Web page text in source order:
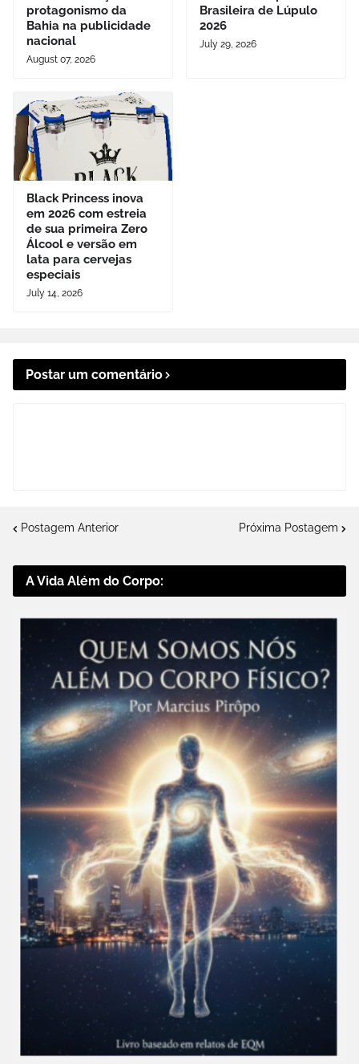
protagonismo da
Bahia na publicidade
nacional
August 07, 2026
Brasileira de Lúpulo
2026
July 29, 2026
Black Princess inova
em 2026 com estreia
de sua primeira Zero
Álcool e versão em
lata para cervejas
especiais
July 14, 2026
Postar um comentário
Postagem Anterior Próxima Postagem
A Vida Além do Corpo: